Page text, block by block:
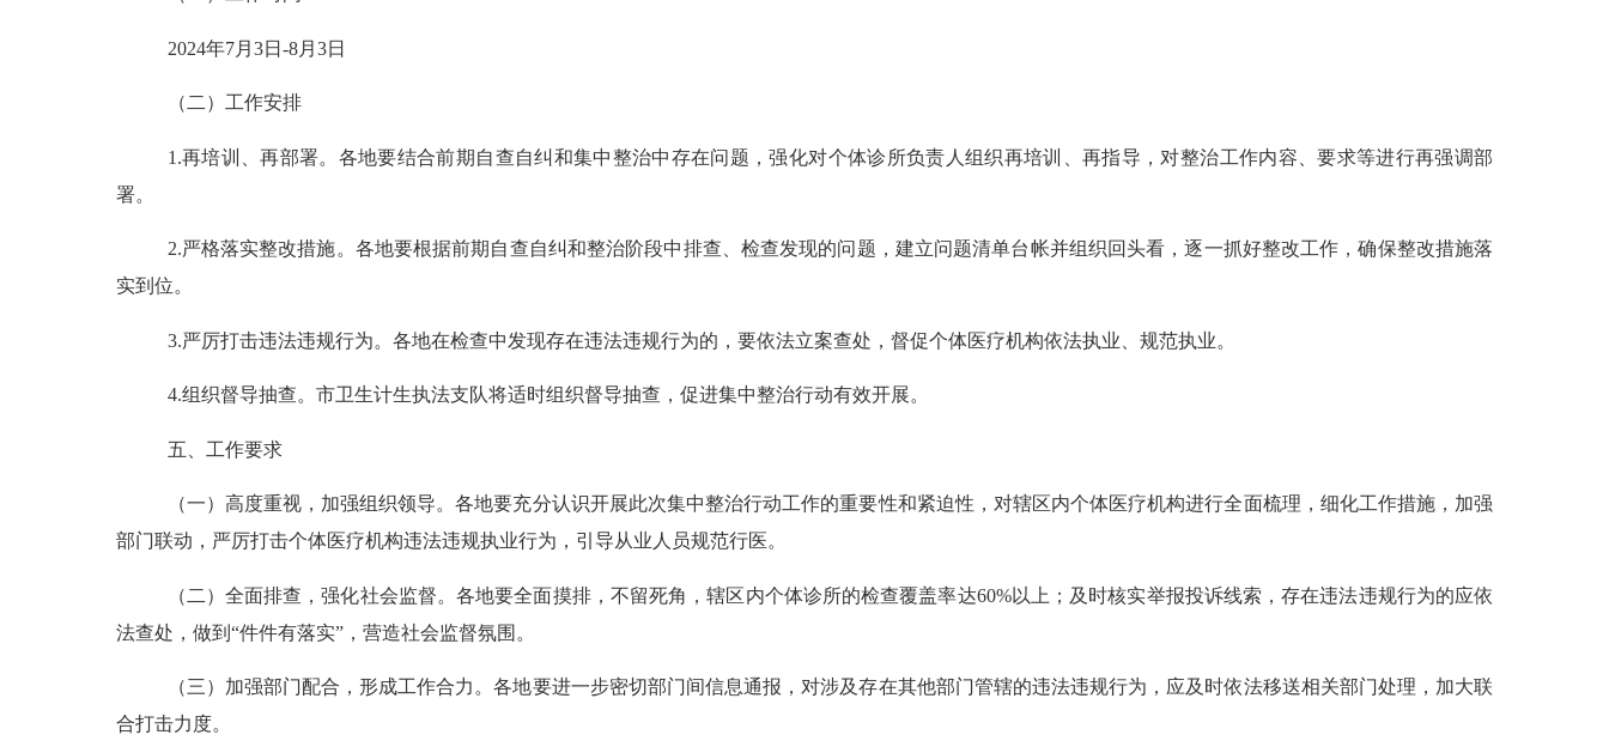
2024年7月 3日 -8月 3日
（二）工作安排
1.再培训、再部署。 各地要结合前期自查自纠和集中整治中存在问题，强化对个体诊所负责人组织再培训、再指导，对整治工作内容、要求等进行再强调部
署。
2.严格落实整改措施。 各地要根据前期自查自纠和整治阶段中排查、检查发现的问题，建立问题清单台帐并组织回头看，逐一抓好整改工作，确保整改措施落
实到位。
3.严厉打击违法违规行为。 各地在检查中发现存在违法违规行为的，要依法立案查处， 督促个体医疗机构依法执业、规范执业。
4.组织督导抽查。 市卫生计生执法支队将适时组织督导抽查 ，促进集中整治行动有效开展。
五、工作要求
（一）高度重视，加强组织领导。各地要充分认识开展此次集中整治行动工作的重要性和紧迫性，对辖区内个体医疗机构进行全面梳理，细化工作措施，加强
部门联动，严厉打击个体医疗机构违法违规执业行为，引导从业人员规范行医。
（二）全面排查，强化社会监督。各地要全面摸排，不留死角 ，辖区内个体诊所的检查覆盖率达60%以上； 及时核实举报投诉线索，存在违法违规行为的应依
法查处，做到 “件件有落实”， 营造社会监督氛围。
（三）加强部门配合，形成工作合力。各地要进一步密切部门间信息通报 ， 对涉及存在其他部门管辖的违法违规行为，应及时依法移送相关部门处理 ，加大联
合打击力度。